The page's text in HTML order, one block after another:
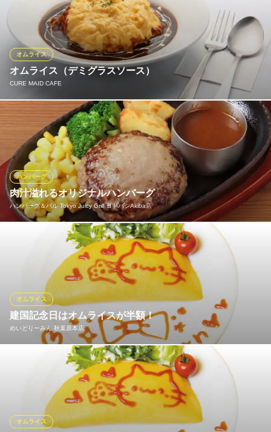
オムライス（デミグラスソース）
CURE MAID CAFE
オムライス
当店一番人気！生クリームをたっぷり使ったとろとろたまごにコ
ク深い濃厚ソースがたまらない絶品オムライスです！
CURE MAID CAFE
カフェ・喫茶店
ＪＲ秋葉原駅 徒歩3分
東京都千代田区外神田1-2-7 オノデン本店4F
肉汁溢れるオリジナルハンバーグ
ハンバーグ＆バル Tokyo Juicy Grill ヨドバシAkiba店
ハンバーグ
ナイフを入れた瞬間、じゅわっと溢れ出す肉汁。その香りと旨み
は、一口で心をつかむ極上の味わい。当店自慢のオリジナルハン
バーグは、厳選されたお肉を使い、ふっくらジューシーに仕上げ
ました。ソースはデミグラス、ガーリックBBQ、トマトなど6種。
トッピングも目玉焼き、牛タンなど豊富にご用意しております
ハンバーグ＆バル Tokyo Juicy Grill ヨドバシAkiba店
ハンバーグ＆バル
ＪＲ秋葉原駅 徒歩1分
東京都千代田区神田花岡町1-1 ヨドバシAkiba8F
建国記念日はオムライスが半額！
めいどりーみん 秋葉原本店
オムライス
めいどりーみんでは、現在展開中の20店舗それぞれの建国記念日
（オープン日）に各店舗でプレーンオムライスを半額でお召しい
ただけるキャンペーンを実施いたします！ 本店は《４月２５日》
に実施！メイドキャストによる“ケチャップお絵かき＆おまじな
い”と一緒にお楽しみください！
オムライス